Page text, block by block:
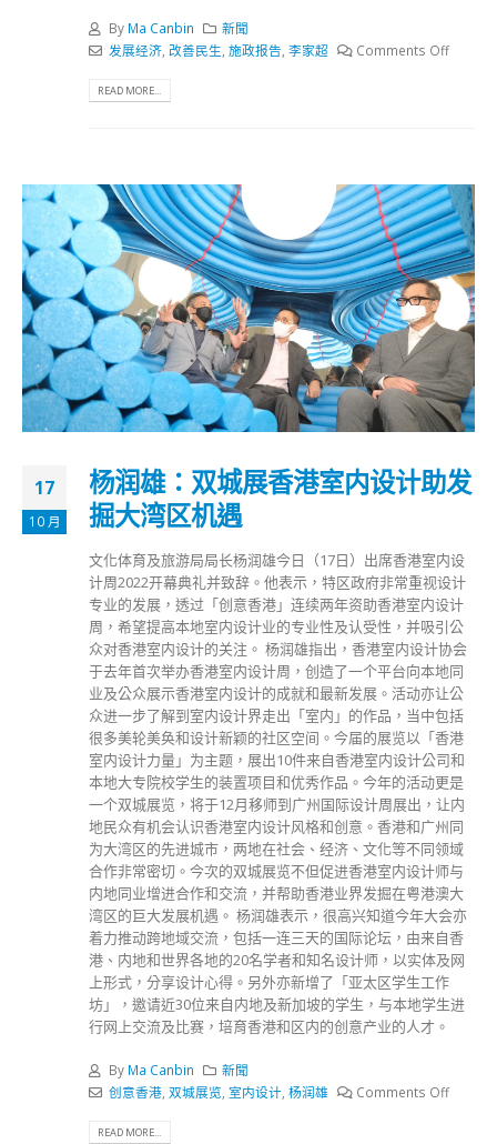
By Ma Canbin
新聞
发展经济, 改善民生, 施政报告, 李家超 Comments Off
READ MORE...
17
10 月
杨润雄：双城展香港室内设计助发
掘大湾区机遇
文化体育及旅游局局长杨润雄今日（17日）出席香港室内设
计周2022开幕典礼并致辞。他表示，特区政府非常重视设计
专业的发展，透过「创意香港」连续两年资助香港室内设计
周，希望提高本地室内设计业的专业性及认受性，并吸引公
众对香港室内设计的关注。 杨润雄指出，香港室内设计协会
于去年首次举办香港室内设计周，创造了一个平台向本地同
业及公众展示香港室内设计的成就和最新发展。活动亦让公
众进一步了解到室内设计界走出「室内」的作品，当中包括
很多美轮美奂和设计新颖的社区空间。今届的展览以「香港
室内设计力量」为主题，展出10件来自香港室内设计公司和
本地大专院校学生的装置项目和优秀作品。今年的活动更是
一个双城展览，将于12月移师到广州国际设计周展出，让内
地民众有机会认识香港室内设计风格和创意。香港和广州同
为大湾区的先进城市，两地在社会、经济、文化等不同领域
合作非常密切。今次的双城展览不但促进香港室内设计师与
内地同业增进合作和交流，并帮助香港业界发掘在粤港澳大
湾区的巨大发展机遇。 杨润雄表示，很高兴知道今年大会亦
着力推动跨地域交流，包括一连三天的国际论坛，由来自香
港、内地和世界各地的20名学者和知名设计师，以实体及网
上形式，分享设计心得。另外亦新增了「亚太区学生工作
坊」，邀请近30位来自内地及新加坡的学生，与本地学生进
行网上交流及比赛，培育香港和区内的创意产业的人才。
By Ma Canbin
新聞
创意香港, 双城展览 室内设计, 杨润雄 Comments Off
READ MORE...